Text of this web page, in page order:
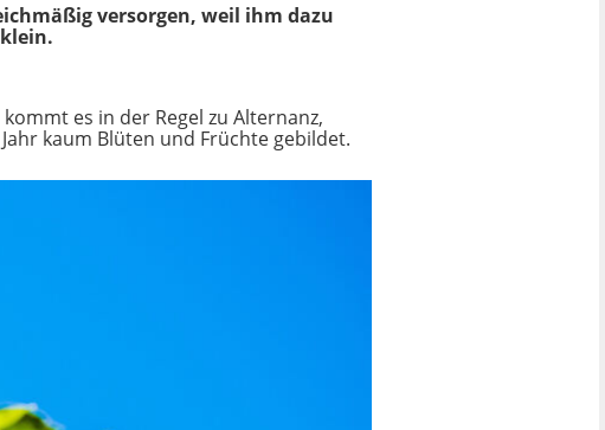
versorgen, weil ihm dazu
es in der Regel zu Alternanz,
kaum Blüten und Früchte gebildet.